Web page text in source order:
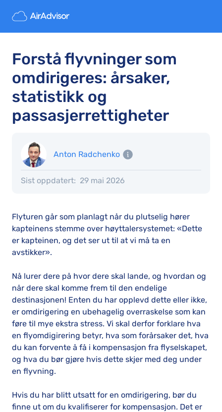
Forstå flyvninger som
omdirigeres: årsaker,
statistikk og
passasjerrettigheter
Anton Radchenko
Sist oppdatert: 29 mai 2026
Flyturen går som planlagt når du plutselig hører
kapteinens stemme over høyttalersystemet: «Dette
er kapteinen, og det ser ut til at vi må ta en
avstikker».
Nå lurer dere på hvor dere skal lande, og hvordan og
når dere skal komme frem til den endelige
destinasjonen! Enten du har opplevd dette eller ikke,
er omdirigering en ubehagelig overraskelse som kan
føre til mye ekstra stress. Vi skal derfor forklare hva
en flyomdigirering betyr, hva som forårsaker det, hva
du kan forvente å få i kompensasjon fra flyselskapet,
og hva du bør gjøre hvis dette skjer med deg under
en flyvning.
Hvis du har blitt utsatt for en omdirigering, bør du
finne ut om du kvalifiserer for kompensasjon. Det er